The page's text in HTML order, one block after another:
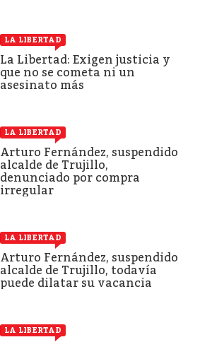
LA LIBERTAD
La Libertad: Exigen justicia y
que no se cometa ni un
asesinato más
LA LIBERTAD
Arturo Fernández, suspendido
alcalde de Trujillo,
denunciado por compra
irregular
LA LIBERTAD
Arturo Fernández, suspendido
alcalde de Trujillo, todavía
puede dilatar su vacancia
LA LIBERTAD